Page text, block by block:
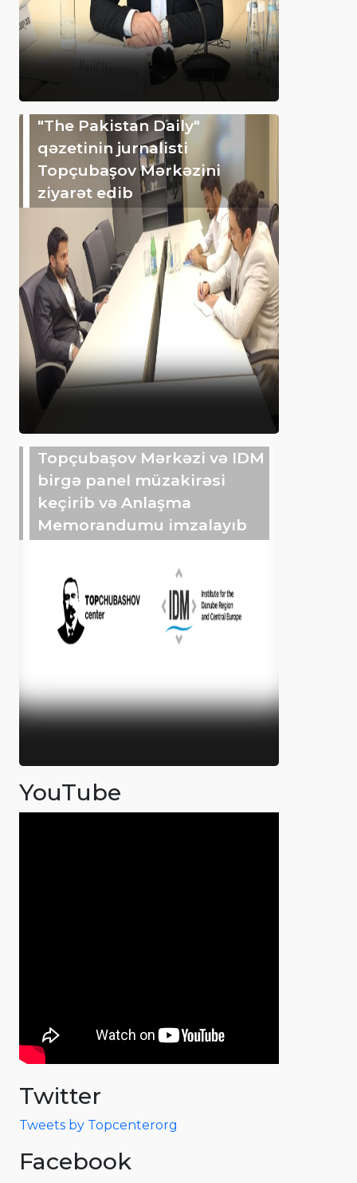
"The Pakistan Daily"
qəzetinin jurnalisti
Topçubaşov Mərkəzini
ziyarət edib
Topçubaşov Mərkəzi və IDM
birgə panel müzakirəsi
keçirib və Anlaşma
Memorandumu imzalayıb
YouTube
Twitter
Tweets by Topcenterorg
Facebook